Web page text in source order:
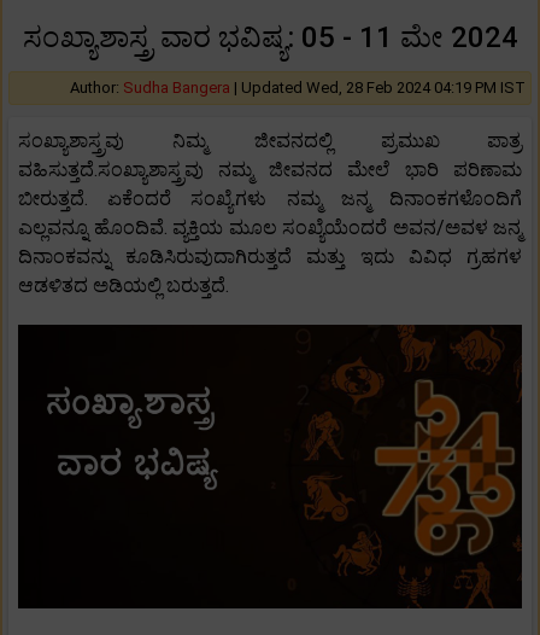
ಸಂಖ್ಯಾಶಾಸ್ತ್ರ ವಾರ ಭವಿಷ್ಯ: 05 - 11 ಮೇ 2024
Author: Sudha Bangera | Updated Wed, 28 Feb 2024 04:19 PM IST
ಸಂಖ್ಯಾಶಾಸ್ತ್ರವು ನಿಮ್ಮ ಜೀವನದಲ್ಲಿ ಪ್ರಮುಖ ಪಾತ್ರ
ವಹಿಸುತ್ತದೆ.ಸಂಖ್ಯಾಶಾಸ್ತ್ರವು ನಮ್ಮ ಜೀವನದ ಮೇಲೆ ಭಾರಿ ಪರಿಣಾಮ
ಬೀರುತ್ತದೆ. ಏಕೆಂದರೆ ಸಂಖ್ಯೆಗಳು ನಮ್ಮ ಜನ್ಮ ದಿನಾಂಕಗಳೊಂದಿಗೆ
ಎಲ್ಲವನ್ನೂ ಹೊಂದಿವೆ. ವ್ಯಕ್ತಿಯ ಮೂಲ ಸಂಖ್ಯೆಯೆಂದರೆ ಅವನ/ಅವಳ ಜನ್ಮ
ದಿನಾಂಕವನ್ನು ಕೂಡಿಸಿರುವುದಾಗಿರುತ್ತದೆ ಮತ್ತು ಇದು ವಿವಿಧ ಗ್ರಹಗಳ
ಆಡಳಿತದ ಅಡಿಯಲ್ಲಿ ಬರುತ್ತದೆ.